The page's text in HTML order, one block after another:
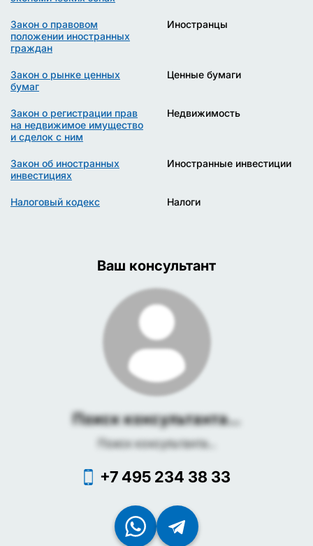
Закон о правовом
положении иностранных
граждан
Иностранцы
Закон о рынке ценных
бумаг
Ценные бумаги
Закон о регистрации прав
на недвижимое имущество
и сделок с ним
Недвижимость
Закон об иностранных
инвестициях
Иностранные инвестиции
Налоговый кодекс Налоги
Ваш консультант
Поиск консультанта...
Поиск консультанта...
+7 495 234 38 33